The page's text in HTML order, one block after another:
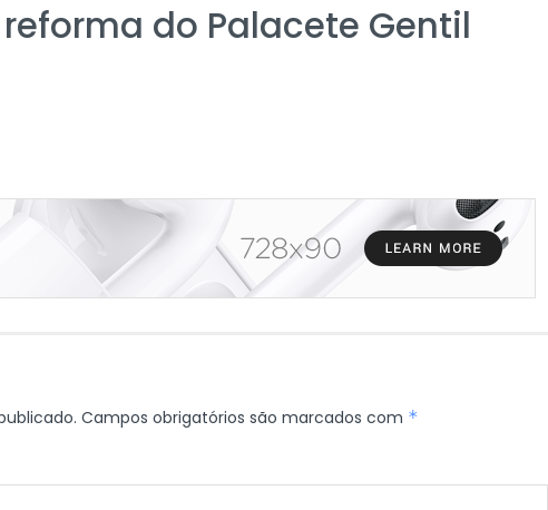
do Palacete Gentil
Campos obrigatórios são marcados com *